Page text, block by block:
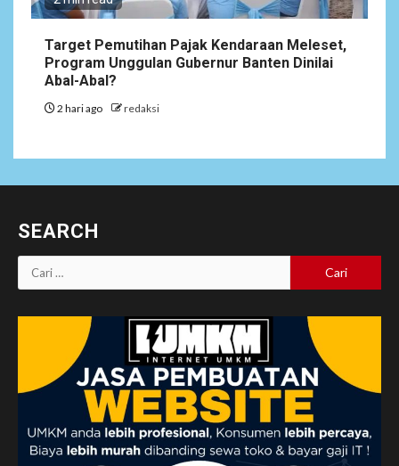
Target Pemutihan Pajak Kendaraan Meleset,
Program Unggulan Gubernur Banten Dinilai
Abal-Abal?
2 hari ago redaksi
SEARCH
Cari
untuk: